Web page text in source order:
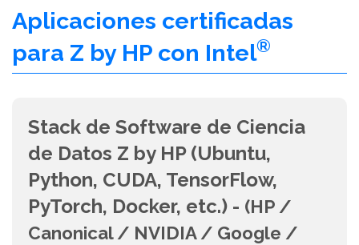
Aplicaciones certificadas
para Z by HP con Intel®
Stack de Software de Ciencia
de Datos Z by HP (Ubuntu,
Python, CUDA, TensorFlow,
PyTorch, Docker, etc.) - (HP /
Canonical / NVIDIA / Google /